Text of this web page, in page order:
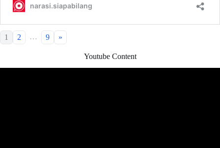
1 2 … 9 »
Youtube Content